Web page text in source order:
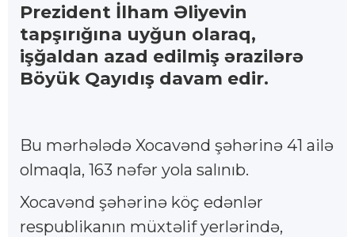
Prezident İlham Əliyevin
tapşırığına uyğun olaraq,
işğaldan azad edilmiş ərazilərə
Böyük Qayıdış davam edir.
Bu mərhələdə Xocavənd şəhərinə 41 ailə
olmaqla, 163 nəfər yola salınıb.
Xocavənd şəhərinə köç edənlər
respublikanın müxtəlif yerlərində,